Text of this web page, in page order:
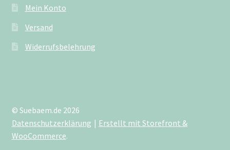
Mein Konto
Versand
Widerrufsbelehrung
© Suebaem.de 2026
Datenschutzerklärung
Erstellt mit Storefront &
WooCommerce.